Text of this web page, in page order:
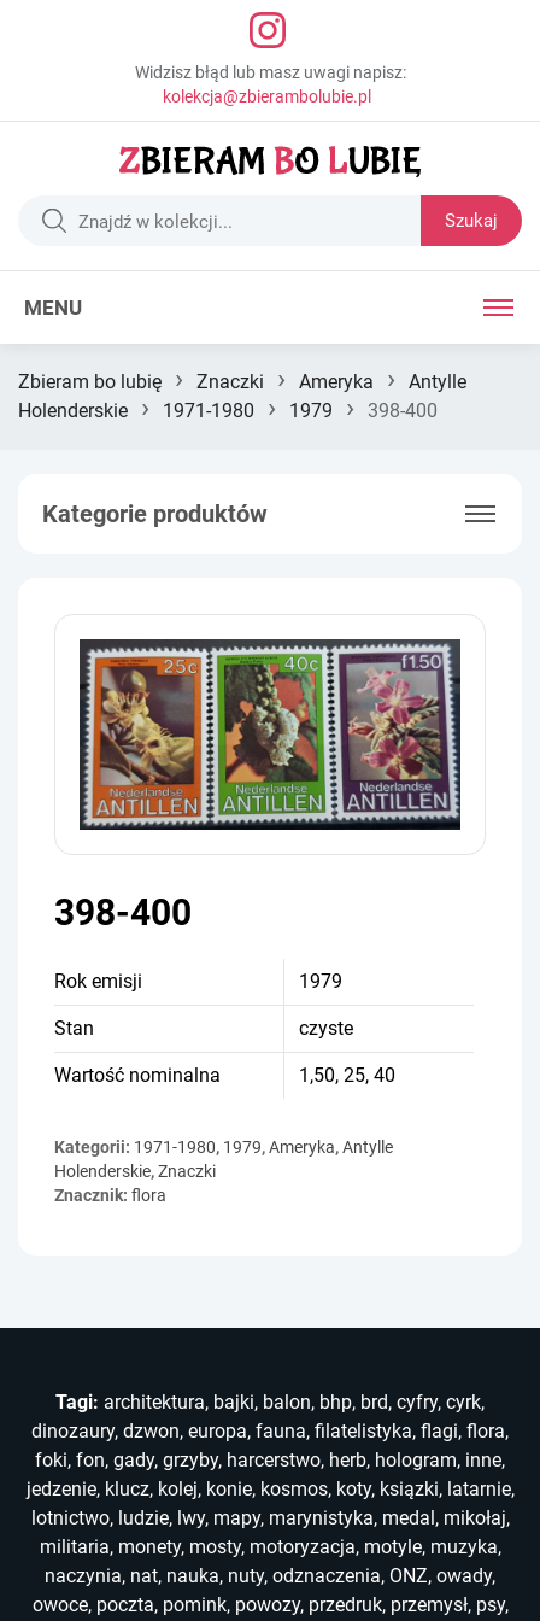
Widzisz błąd lub masz uwagi napisz:
kolekcja@zbierambolubie.pl
Szukaj
MENU
Zbieram bo lubię › Znaczki › Ameryka ›
Antylle
Holenderskie
› 1971-1980 › 1979 › 398-400
Kategorie produktów
398-400
Rok emisji 1979
Stan czyste
Wartość nominalna 1,50, 25, 40
Kategorii: 1971-1980, 1979,Ameryka,Antylle
Holenderskie,Znaczki
Znacznik: flora
Tagi: architektura, bajki, balon, bhp, brd, cyfry, cyrk,
dinozaury, dzwon, europa, fauna, filatelistyka, flagi, flora,
foki, fon, gady, grzyby, harcerstwo, herb, hologram, inne,
jedzenie, klucz, kolej, konie, kosmos, koty, ksiązki, latarnie,
lotnictwo, ludzie, lwy, mapy, marynistyka, medal, mikołaj,
militaria, monety, mosty, motoryzacja, motyle, muzyka,
naczynia, nat, nauka, nuty, odznaczenia, ONZ, owady,
owoce, poczta, pomink, powozy, przedruk, przemysł, psy,